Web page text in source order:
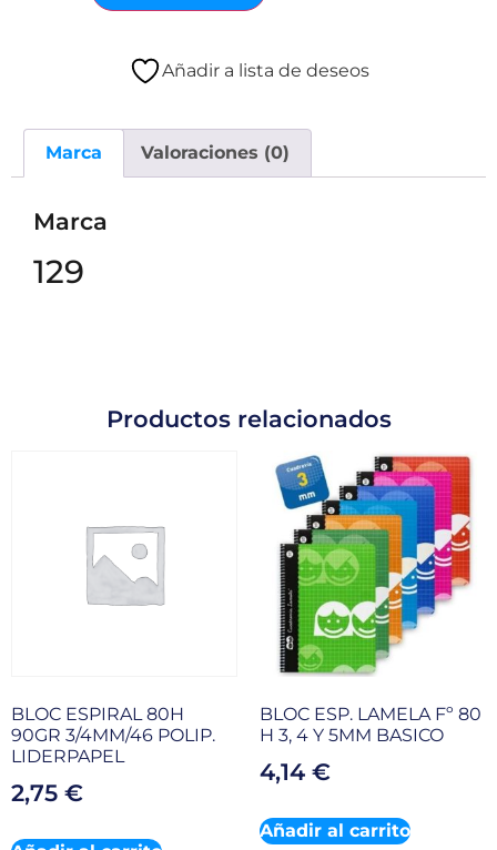
Añadir a lista de deseos
Marca Valoraciones (0)
Marca
129
Productos relacionados
BLOC ESPIRAL 80H
90GR 3/4MM/46 POLIP.
LIDERPAPEL
2,75 €
BLOC ESP. LAMELA Fº 80
H 3, 4 Y 5MM BASICO
4,14 €
Añadir al carrito